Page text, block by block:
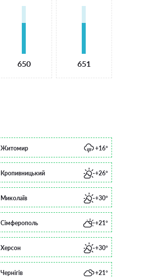
650 651
Житомир +16°
Кропивницький +26°
Миколаїв +30°
Сімферополь +21°
Херсон +30°
Чернігів +21°